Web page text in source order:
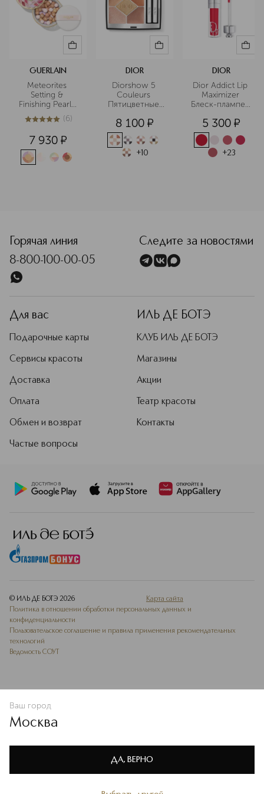
Политике конфиденциальности
GUERLAIN
Meteorites
Setting &
Finishing Pearls
of Powder
Пудра для лица
5из 56 (6)
7 930 ¤
DIOR
Diorshow 5
Couleurs
Пятицветные
8 100 ¤
+10
DIOR
Dior Addict Lip
Maximizer
Блеск-плампер
5 300 ¤
+23
Горячая линия
8-800-100-00-05
Следите за новостями
Для вас
Подарочные карты
Сервисы красоты
Доставка
Оплата
Обмен и возврат
Частые вопросы
ИЛЬ ДЕ БОТЭ
КЛУБ ИЛЬ ДЕ БОТЭ
Магазины
Акции
Театр красоты
Контакты
© ИЛЬ ДЕ БОТЭ 2026
Карта сайта
Политика в отношении обработки персональных данных и
конфиденциальности
Пользовательское соглашение и правила применения рекомендательных
технологий
Ведомость СОУТ
Ваш город
Москва
ДА, ВЕРНО